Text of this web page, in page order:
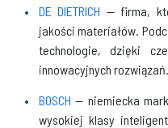
DE DIETRICH — firma,
jakości materiałów.
technologie, dzięki
innowacyjnych rozwiązań.
BOSCH — niemiecka
wysokiej klasy